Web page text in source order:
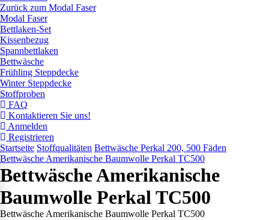
Zurück zum Modal Faser
Modal Faser
Bettlaken-Set
Kissenbezug
Spannbettlaken
Bettwäsche
Frühling Steppdecke
Winter Steppdecke
Stoffproben
FAQ
Kontaktieren Sie uns!
Anmelden
Registrieren
Startseite Stoffqualitäten Bettwäsche Perkal 200, 500 Fäden
Bettwäsche Amerikanische Baumwolle Perkal TC500
Bettwäsche Amerikanische
Baumwolle Perkal TC500
Bettwäsche Amerikanische Baumwolle Perkal TC500